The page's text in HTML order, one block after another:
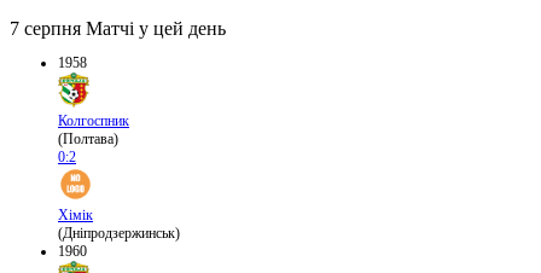
7 серпня Матчі у цей день
1958
Колгоспник
(Полтава)
0:2
Хімік
(Дніпродзержинськ)
1960